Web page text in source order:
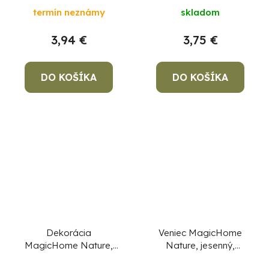
cm
termín neznámy
3,94 €
DO KOŠÍKA
skladom
3,75 €
DO KOŠÍKA
Dekorácia
MagicHome Nature,
Veniec MagicHome
Nature, jesenný,